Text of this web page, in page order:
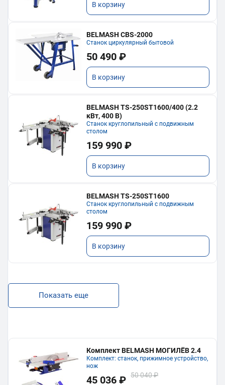
В корзину
BELMASH CBS-2000
Станок циркулярный бытовой
50 490 ₽
В корзину
BELMASH TS-250ST1600/400 (2.2
кВт, 400 В)
Станок круглопильный с подвижным
столом
159 990 ₽
В корзину
BELMASH TS-250ST1600
Станок круглопильный с подвижным
столом
159 990 ₽
В корзину
Показать еще
Комплект BELMASH МОГИЛЁВ 2.4
Комплект: станок, прижимное устройство,
нож
45 036 ₽ 50 040 ₽